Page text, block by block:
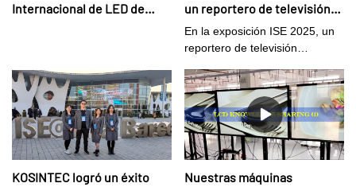
Internacional de LED de
un reportero de televisión
entrevistó al Sr. Liang,
gerente general de Kosintec
Company.
En la exposición ISE 2025, un
reportero de televisión
general de Kosintec Company.
KOSINTEC logró un éxito
Nuestras máquinas